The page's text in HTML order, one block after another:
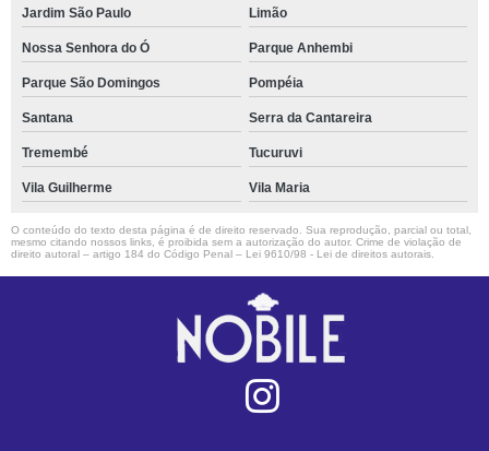
Jardim São Paulo Limão
Nossa Senhora do Ó Parque Anhembi
Parque São Domingos Pompéia
Santana Serra da Cantareira
Tremembé Tucuruvi
Vila Guilherme Vila Maria
O conteúdo do texto desta página é de direito reservado. Sua reprodução, parcial ou total,
mesmo citando nossos links, é proibida sem a autorização do autor. Crime de violação de
direito autoral – artigo 184 do Código Penal – Lei 9610/98 - Lei de direitos autorais